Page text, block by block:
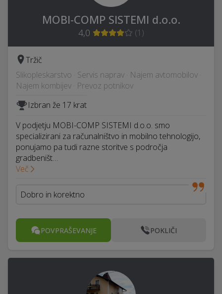
MOBI-COMP SISTEMI d.o.o.
4,0 (1 )
Tržič
Slikopleskarstvo · Servis naprav · Najem avtomobilov ·
Najem kombijev · Prevoz potnikov
Izbran že 17 krat
V podjetju MOBI-COMP SISTEMI d.o.o. smo
specializirani za računalništvo in mobilno tehnologijo,
ponujamo pa tudi razne storitve s področja
gradbeništ…
Več
Dobro in korektno
POVPRAŠEVANJE POKLIČI